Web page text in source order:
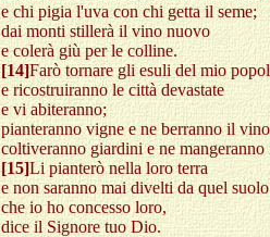
e chi pigia l'uva con chi getta il seme;
dai monti stillerà il vino nuovo
e colerà giù per le colline.
[14]Farò tornare gli esuli del mio
e ricostruiranno le città devastate
e vi abiteranno;
pianteranno vigne e ne berranno il
coltiveranno giardini e ne
[15]Li pianterò nella loro terra
e non saranno mai divelti da quel suolo
che io ho concesso loro,
dice il Signore tuo Dio.